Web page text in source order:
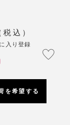
た撮影モデル
税込）
入り登録
を希望する